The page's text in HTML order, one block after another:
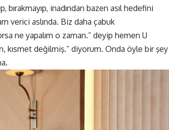
inadından bazen asıl hedefini
verici aslında. Biz daha çabuk
ne yapalım o zaman.” deyip hemen U
kısmet değilmiş.” diyorum. Onda öyle bir şey